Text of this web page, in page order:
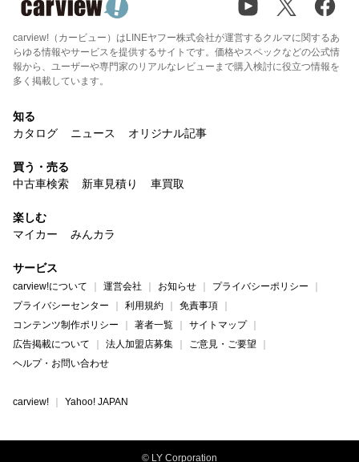
carview!（カービュー）はLINEヤフー株式会社が運営するクルマに関するあ
らゆる情報やサービスを提供するサイトです。価格やスペックなどの公式情
報から、ユーザーや専門家のリアルなレビューまで購入検討に役立つ情報を
多く掲載しています。
知る
カタログ
ニュース オリジナル記事
買う・売る
中古車検索
新車見積り 車買取
楽しむ
マイカー
みんカラ
サービス
carview!について 運営会社 お知らせ
プライバシーポリシー
プライバシーセンター
利用規約
免責事項
コンテンツ制作ポリシー
著者一覧
サイトマップ
広告掲載について
法人加盟店募集
ご意見・ご要望
ヘルプ・お問い合わせ
carview! Yahoo! JAPAN
© LY Corporation